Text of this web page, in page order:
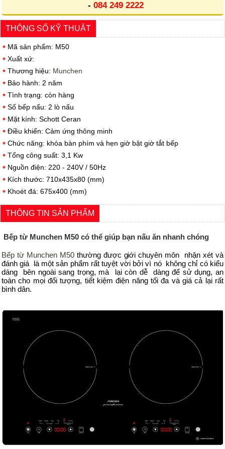
- 084 249 2222
THÔNG SỐ KỸ THUẬT
Mã sản phẩm: M50
Xuất xứ:
Thương hiệu: Munchen
Bảo hành: 2 năm
Tình trạng: còn hàng
Số bếp nấu: 2 lò nấu
Mặt kính: Schott Ceran
Điều khiển: Cảm ứng thông minh
Chức năng: khóa bàn phím và hẹn giờ bật giờ tắt bếp
Tổng công suất: 3,1 Kw
Nguồn điện: 220 - 240V / 50Hz
Kích thước: 710x435x80 (mm)
Khoét đá: 675x400 (mm)
THÔNG TIN SẢN PHẨM
Bếp từ Munchen M50 có thể giúp bạn nấu ăn nhanh chóng
Bếp từ Munchen M50thường được giới chuyên môn nhận xét và
đánh giá là một sản phẩm rất tuyệt vời bởi vì nó không chỉ có kiểu
dáng bên ngoài sang trọng, mà lại còn dễ dàng để sử dụng, an
toàn cho mọi đối tượng, tiết kiệm điện năng tối đa và giá cả lại rất
bình dân.